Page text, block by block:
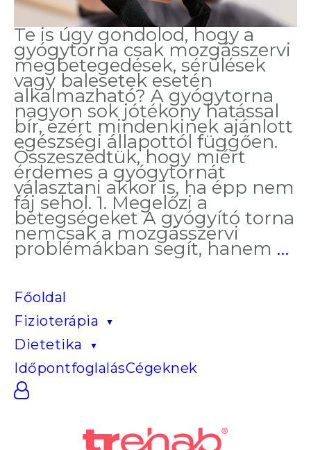
Te is úgy gondolod, hogy a
gyógytorna csak mozgásszervi
megbetegedések, sérülések
vagy balesetek esetén
alkalmazható? A gyógytorna
nagyon sok jótékony hatással
bír, ezért mindenkinek ajánlott
egészségi állapottól függően.
Összeszedtük, hogy miért
érdemes a gyógytornát
választani akkor is, ha épp nem
fáj sehol. 1. Megelőzi a
betegségeket A gyógyító torna
nemcsak a mozgásszervi
problémákban segít, hanem …
Főoldal
Fizioterápia
Dietetika
IdőpontfoglalásCégeknek